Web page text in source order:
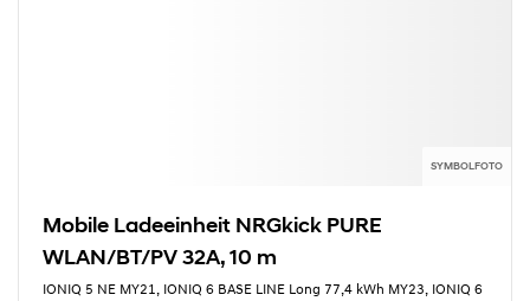
SYMBOLFOTO
Mobile Ladeeinheit NRGkick PURE
WLAN/BT/PV 32A, 10 m
IONIQ 5 NE MY21, IONIQ 6 BASE LINE Long 77,4 kWh MY23, IONIQ 6